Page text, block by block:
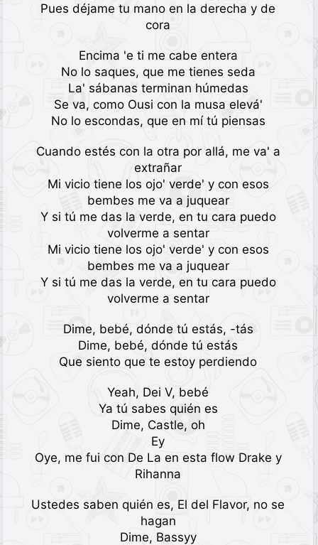
Pues déjame tu mano en la derecha y de
cora
Encima 'e ti me cabe entera
No lo saques, que me tienes seda
La' sábanas terminan húmedas
Se va, como Ousi con la musa elevá'
No lo escondas, que en mí tú piensas
Cuando estés con la otra por allá, me va' a
extrañar
Mi vicio tiene los ojo' verde' y con esos
bembes me va a juquear
Y si tú me das la verde, en tu cara puedo
volverme a sentar
Mi vicio tiene los ojo' verde' y con esos
bembes me va a juquear
Y si tú me das la verde, en tu cara puedo
volverme a sentar
Dime, bebé, dónde tú estás, -tás
Dime, bebé, dónde tú estás
Que siento que te estoy perdiendo
Yeah, Dei V, bebé
Ya tú sabes quién es
Dime, Castle, oh
Ey
Oye, me fui con De La en esta flow Drake y
Rihanna
Ustedes saben quién es, El del Flavor, no se
hagan
Dime, Bassyy